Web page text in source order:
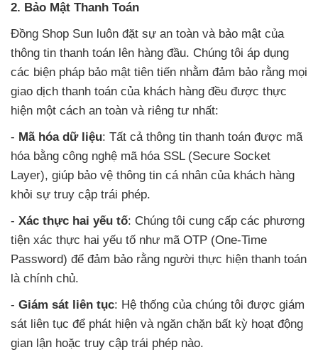
2. Bảo Mật Thanh Toán
Đồng Shop Sun luôn đặt sự an toàn và bảo mật của
thông tin thanh toán lên hàng đầu. Chúng tôi áp dụng
các biện pháp bảo mật tiên tiến nhằm đảm bảo rằng mọi
giao dịch thanh toán của khách hàng đều được thực
hiện một cách an toàn và riêng tư nhất:
- Mã hóa dữ liệu: Tất cả thông tin thanh toán được mã
hóa bằng công nghệ mã hóa SSL (Secure Socket
Layer), giúp bảo vệ thông tin cá nhân của khách hàng
khỏi sự truy cập trái phép.
- Xác thực hai yếu tố: Chúng tôi cung cấp các phương
tiện xác thực hai yếu tố như mã OTP (One-Time
Password) để đảm bảo rằng người thực hiện thanh toán
là chính chủ.
- Giám sát liên tục: Hệ thống của chúng tôi được giám
sát liên tục để phát hiện và ngăn chặn bất kỳ hoạt động
gian lận hoặc truy cập trái phép nào.